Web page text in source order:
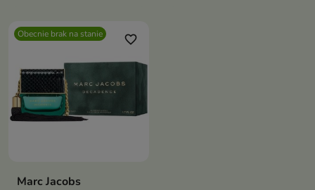
Obecnie brak na stanie favorite_border
Marc Jacobs